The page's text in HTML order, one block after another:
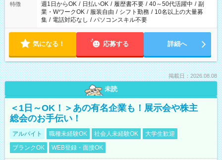
特徴 週1日からOK / 日払いOK / 履歴書不要 / 40～50代活躍中 / 副
業・WワークOK / 服装自由 / シフト勤務 / 10名以上の大量募
集 / 電話対応なし / パソコンスキル不要
気になる！ 応募する 詳細へ
掲載日：2026.08.08
未読
＜1日～OK！＞あの有名企業も！展示会や株主
総会のお手伝い！
アルバイト 職種未経験OK 社会人未経験OK
大学生歓迎
ブランクOK
WEB登録・面接OK